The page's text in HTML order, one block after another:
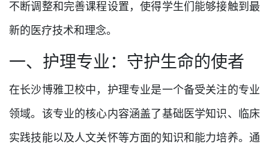
不断调整和完善课程设置，使得学生们能够接触到最
新的医疗技术和理念。
一、护理专业：守护生命的使者
在长沙博雅卫校中，护理专业是一个备受关注的专业
领域。该专业的核心内容涵盖了基础医学知识、临床
实践技能以及人文关怀等方面的知识和能力培养。通